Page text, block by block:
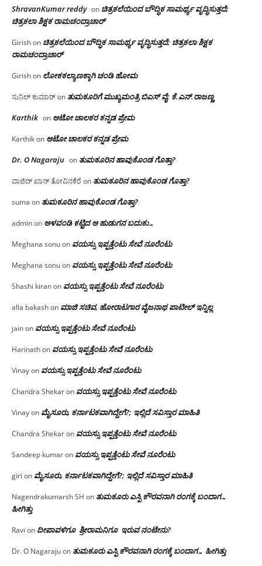
ShravanKumar reddy on ಚಿತ್ರಕಲೆಯಿಂದ ಬೌದ್ಧಿಕ ಸಾಮರ್ಥ್ಯ ವೃದ್ಧಿಸುತ್ತದೆ;
ಚಿತ್ರಕಲಾ ಶಿಕ್ಷಕ ರಾಮಚಂದ್ರಾಚಾರ್
Girishon ಚಿತ್ರಕಲೆಯಿಂದ ಬೌದ್ಧಿಕ ಸಾಮರ್ಥ್ಯ ವೃದ್ಧಿಸುತ್ತದೆ; ಚಿತ್ರಕಲಾ ಶಿಕ್ಷಕ
ರಾಮಚಂದ್ರಾಚಾರ್
Girishon ಲೋಕಕಲ್ಯಾಣಕ್ಕಾಗಿ ಚಂಡಿ ಹೋಮ
ಸುನಿಲ್ ಕುಮಾರ್on ತುಮಕೂರಿಗೆ ಮುಖ್ಯಮಂತ್ರಿ ಬಿಎಸ್ ವೈ: ಕೆ.ಎನ್.ರಾಜಣ್ಣ
Karthik on ಆಟೋ ಚಾಲಕರ ಕನ್ನಡ ಪ್ರೇಮ
Karthikon ಆಟೋ ಚಾಲಕರ ಕನ್ನಡ ಪ್ರೇಮ
Dr. O Nagaraju on ತುಮಕೂರಿನ ಹಾವುಕೊಂಡ ಗೊತ್ತಾ?
ವಾಜಿದ್ ಖಾನ್ ತೋವಿನಕೆರೆ on ತುಮಕೂರಿನ ಹಾವುಕೊಂಡ ಗೊತ್ತಾ?
suma on ತುಮಕೂರಿನ ಹಾವುಕೊಂಡ ಗೊತ್ತಾ?
adminon ಅಳವಂಡಿ ಕಟ್ಟಿದ ಆ ಹುಡುಗನ ಬದುಕು…
Meghana sonuon ವಯಸ್ಸು ಇಪ್ಪತ್ತೆಂಟು ಸೇವೆ ನೂರೆಂಟು
Meghana sonuon ವಯಸ್ಸು ಇಪ್ಪತ್ತೆಂಟು ಸೇವೆ ನೂರೆಂಟು
Shashi kiranon ವಯಸ್ಸು ಇಪ್ಪತ್ತೆಂಟು ಸೇವೆ ನೂರೆಂಟು
alla bakashon ಮಾಜಿ ಸಚಿವ, ಹೋರಾಟಗಾರ ವೈಜನಾಥ ಪಾಟೀಲ್ ಇನ್ನಿಲ್ಲ
jainon ವಯಸ್ಸು ಇಪ್ಪತ್ತೆಂಟು ಸೇವೆ ನೂರೆಂಟು
Harinathon ವಯಸ್ಸು ಇಪ್ಪತ್ತೆಂಟು ಸೇವೆ ನೂರೆಂಟು
Vinayon ವಯಸ್ಸು ಇಪ್ಪತ್ತೆಂಟು ಸೇವೆ ನೂರೆಂಟು
Chandra Shekaron ವಯಸ್ಸು ಇಪ್ಪತ್ತೆಂಟು ಸೇವೆ ನೂರೆಂಟು
Vinayon ಮೈಸೂರು, ಕರ್ನಾಟಕವಾಗಿದ್ದೇಗೆ?; ಇಲ್ಲಿದೆ ಸವಿಸ್ತಾರ ಮಾಹಿತಿ
Chandra Shekaron ವಯಸ್ಸು ಇಪ್ಪತ್ತೆಂಟು ಸೇವೆ ನೂರೆಂಟು
Sandeep kumaron ವಯಸ್ಸು ಇಪ್ಪತ್ತೆಂಟು ಸೇವೆ ನೂರೆಂಟು
giri on ಮೈಸೂರು, ಕರ್ನಾಟಕವಾಗಿದ್ದೇಗೆ?; ಇಲ್ಲಿದೆ ಸವಿಸ್ತಾರ ಮಾಹಿತಿ
Nagendrakumarsh SH on ತುಮಕೂರು ಎಸ್ಪಿ ಕೌರವನಾಗಿ ರಂಗಕ್ಕೆ ಬಂದಾಗ…
ಹೀಗಿತ್ತು
Ravi on ದೀಪಾವಳಿಗೂ ಶ್ರೀರಾಮನಿಗೂ ಇರುವ ನಂಟೇನು?
Dr. O Nagarajuon ತುಮಕೂರು ಎಸ್ಪಿ ಕೌರವನಾಗಿ ರಂಗಕ್ಕೆ ಬಂದಾಗ… ಹೀಗಿತ್ತು